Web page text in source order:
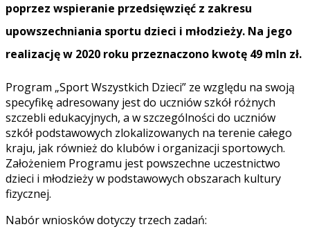
poprzez wspieranie przedsięwzięć z zakresu
upowszechniania sportu dzieci i młodzieży. Na jego
realizację w 2020 roku przeznaczono kwotę 49 mln zł.
Program „Sport Wszystkich Dzieci” ze względu na swoją
specyfikę adresowany jest do uczniów szkół różnych
szczebli edukacyjnych, a w szczególności do uczniów
szkół podstawowych zlokalizowanych na terenie całego
kraju, jak również do klubów i organizacji sportowych.
Założeniem Programu jest powszechne uczestnictwo
dzieci i młodzieży w podstawowych obszarach kultury
fizycznej.
Nabór wniosków dotyczy trzech zadań: